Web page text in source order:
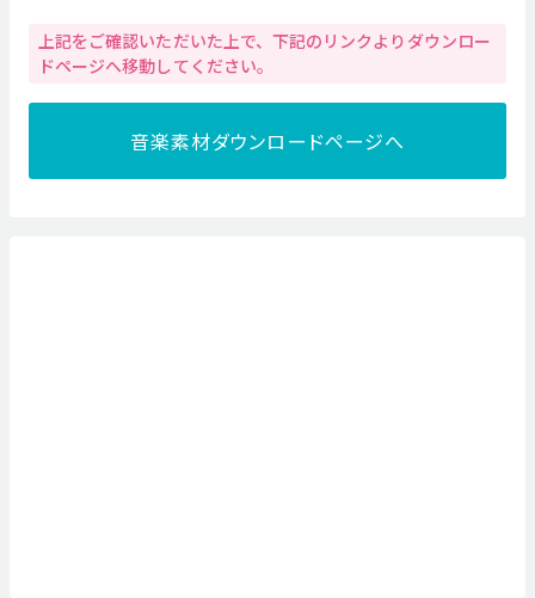
上記をご確認いただいた上で、下記のリンクよりダウンロー
ドページへ移動してください。
音楽素材ダウンロードページへ